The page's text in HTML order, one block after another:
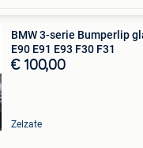
BMW 3-serie Bumperlip
E90 E91 E93 F30 F31
€ 100,00
Zelzate